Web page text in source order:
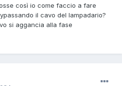
così io come faccio a fare
il cavo del lampadario?
si aggancia alla fase